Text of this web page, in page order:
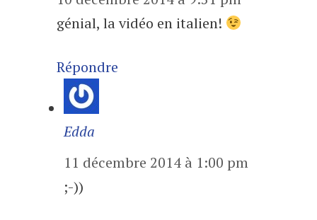
génial, la vidéo en italien!
Répondre
Edda
11 décembre 2014 à 1:00 pm
;-))